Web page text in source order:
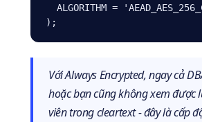
ALGORITHM =
);
Với Always Encrypted, ngay cả
hoặc bạn cũng không xem được
viên trong cleartext - đây là cấp